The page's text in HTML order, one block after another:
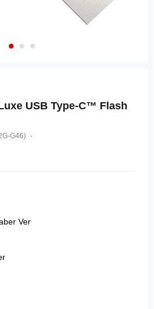
USB Type-C™ Flash
G46)
Ver